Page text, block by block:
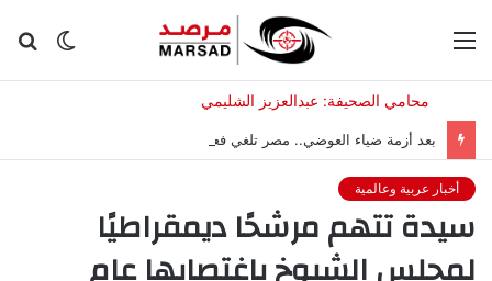
الوضع
أخبار عربية وعالمية
سيدة تتهم مرشحًا ديمقراطيًا